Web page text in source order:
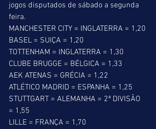
jogos disputados de sábado a segunda
feira.
MANCHESTER CITY = INGLATERRA = 1,20
BASEL = SUIÇA = 1,20
TOTTENHAM = INGLATERRA = 1,30
CLUBE BRUGGE = BÉLGICA = 1,33
AEK ATENAS = GRÉCIA = 1,22
ATLÉTICO MADRID = ESPANHA = 1,25
STUTTGART = ALEMANHA = 2ª DIVISÃO
= 1,55
LILLE = FRANÇA = 1,70